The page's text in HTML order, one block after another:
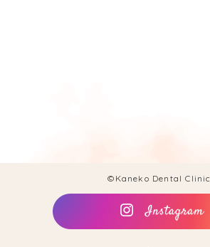
©Kaneko Dental Clinic